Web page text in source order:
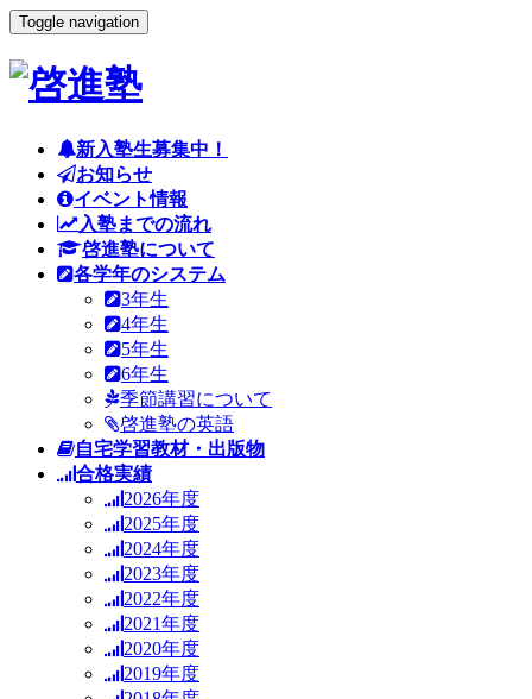
Toggle navigation
新入塾生募集中！
お知らせ
イベント情報
入塾までの流れ
啓進塾について
各学年のシステム
3年生
4年生
5年生
6年生
季節講習について
啓進塾の英語
自宅学習教材・出版物
合格実績
2026年度
2025年度
2024年度
2023年度
2022年度
2021年度
2020年度
2019年度